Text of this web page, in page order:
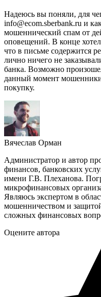
Надеюсь вы поняли, для
info@ecom.sberbank.ru и
мошеннический спам от
оповещений. В конце
что в письме содержится
лично ничего не
банка. Возможно
данный момент мошенники
покупку.
Вячеслав Орман
Администратор и автор
финансов, банковских
имени Г.В. Плеханова.
микрофинансовых
Являюсь экспертом в
мошенничеством и
сложных финансовых
Оцените автора